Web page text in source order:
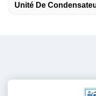
Unité De